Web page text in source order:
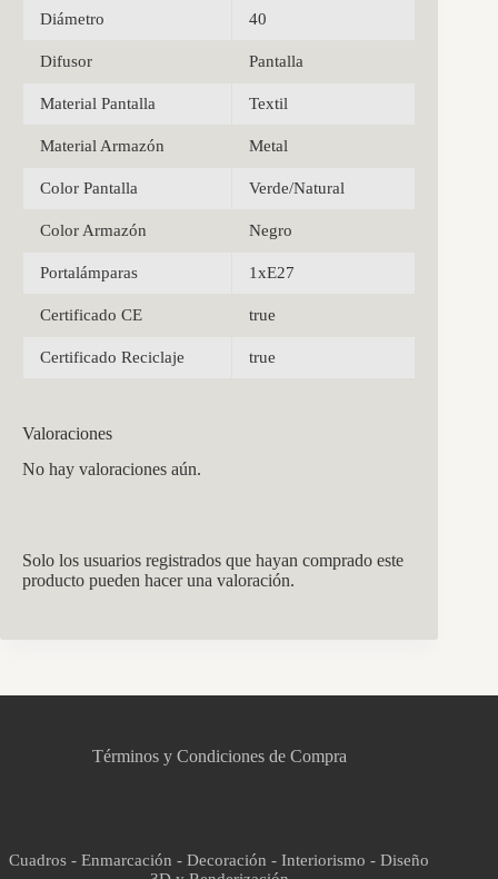
Diámetro 40
Difusor Pantalla
Material Pantalla Textil
Material Armazón Metal
Color Pantalla Verde/Natural
Color Armazón Negro
Portalámparas 1xE27
Certificado CE true
Certificado Reciclaje true
Valoraciones
No hay valoraciones aún.
Solo los usuarios registrados que hayan comprado este
producto pueden hacer una valoración.
Términos y Condiciones de Compra
Cuadros - Enmarcación - Decoración - Interiorismo - Diseño
Asistente virtual · En línea